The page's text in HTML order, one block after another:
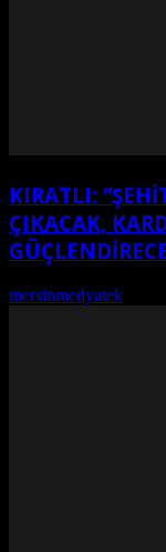
KIRATLI:
ÇIKACAK,
mersinmedyatek